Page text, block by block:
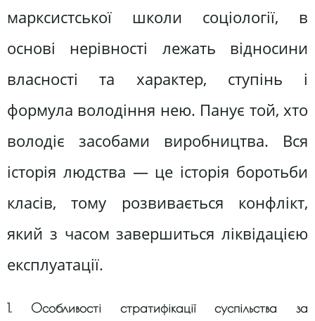
марксистської школи соціології, в
основі нерівності лежать відносини
власності та характер, ступінь і
формула володіння нею. Панує той, хто
володіє засобами виробництва. Вся
історія людства — це історія боротьби
класів, тому розвивається конфлікт,
який з часом завершиться ліквідацією
експлуатації.
1. Особливості стратифікації суспільства за